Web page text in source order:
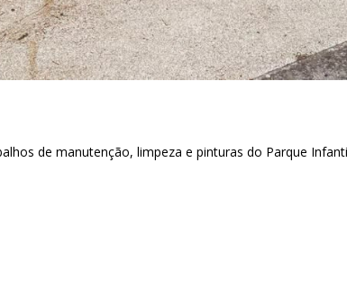
de manutenção, limpeza e pinturas do Parque